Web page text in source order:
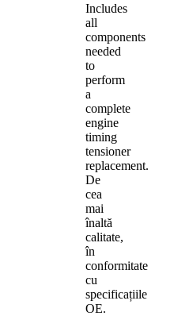
Includes
all
components
needed
to
perform
a
complete
engine
timing
tensioner
replacement.
De
cea
mai
înaltă
calitate,
în
conformitate
cu
specificațiile
OE.